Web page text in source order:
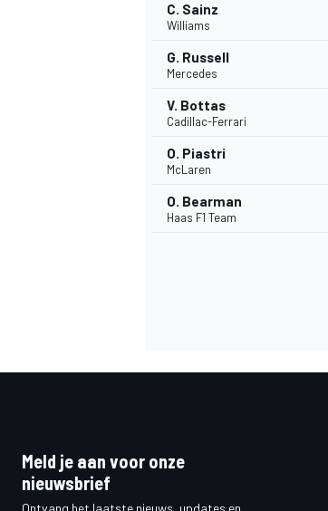
C. Sainz
Williams
G. Russell
Mercedes
V. Bottas
Cadillac-Ferrari
O. Piastri
McLaren
O. Bearman
Haas F1 Team
Meld je aan voor onze
nieuwsbrief
Ontvang het laatste nieuws, updates en